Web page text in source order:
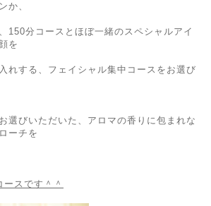
か、
150分コースとほぼ一緒のスペシャルアイ
を
れする、フェイシャル集中コースをお選び
選びいただいた、アロマの香りに包まれな
ーチを
スです＾＾